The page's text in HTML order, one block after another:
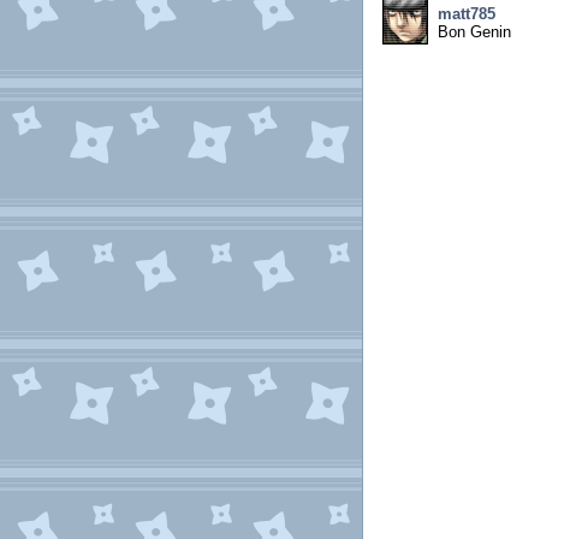
matt785
Bon Genin